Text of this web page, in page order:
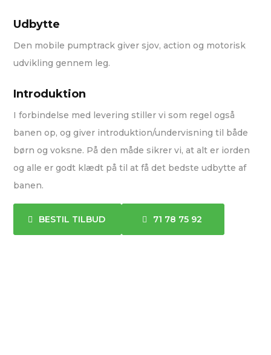
Udbytte
Den mobile pumptrack giver sjov, action og motorisk
udvikling gennem leg.
Introduktion
I forbindelse med levering stiller vi som regel også
banen op, og giver introduktion/undervisning til både
børn og voksne. På den måde sikrer vi, at alt er iorden
og alle er godt klædt på til at få det bedste udbytte af
banen.
BESTIL TILBUD 71 78 75 92